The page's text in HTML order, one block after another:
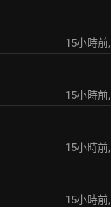
15小時前,
15小時前,
15小時前,
15小時前,